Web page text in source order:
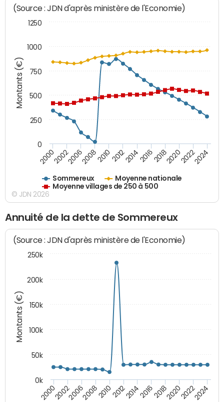
Montants (€)
(Source : JDN d'après ministère de l'Economie)
Sommereux
Moyenne nationale
Moyenne villages de 250 à 500
200020022006200820102012201420162018202020222024
0
250
500
750
1000
1250
© JDN 2026
Annuité de la dette de Sommereux
Montants (€)
(Source : JDN d'après ministère de l'Economie)
200020022006200820102012201420162018202020222024
0k
50k
100k
150k
200k
250k